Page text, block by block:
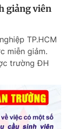
giảng viên
TP.HCM
miễn giảm.
trường ĐH